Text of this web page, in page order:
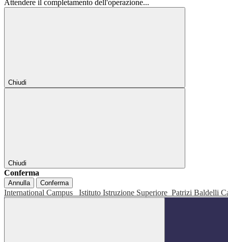
Attendere il completamento dell'operazione...
Chiudi
Chiudi
Conferma
Annulla Conferma
International Campus Istituto Istruzione Superiore Patrizi Baldelli